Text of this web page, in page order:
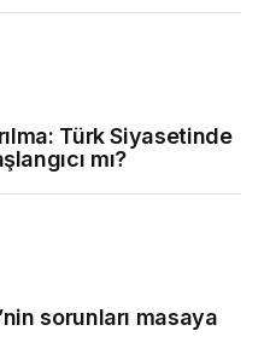
Türk Siyasetinde
mı?
sorunları masaya